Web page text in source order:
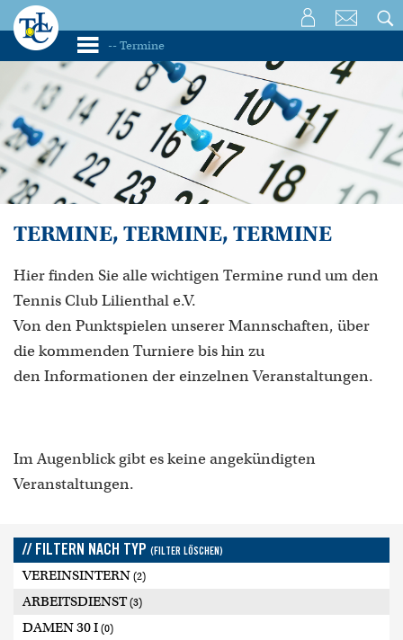
TERMINE, TERMINE, TERMINE
Hier finden Sie alle wichtigen Termine rund um den
Tennis Club Lilienthal e.V.
Von den Punktspielen unserer Mannschaften, über
die kommenden Turniere bis hin zu
den Informationen der einzelnen Veranstaltungen.
Im Augenblick gibt es keine angekündigten
Veranstaltungen.
// FILTERN NACH TYP (FILTER LÖSCHEN)
VEREINSINTERN (2)
ARBEITSDIENST(3)
DAMEN 30 I (0)